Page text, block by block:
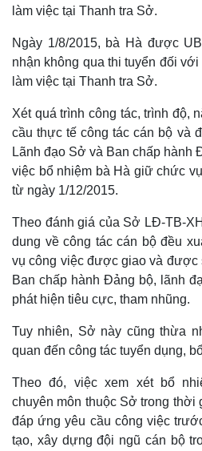
làm việc tại Thanh tra Sở.
Ngày 1/8/2015, bà Hà được
nhận không qua thi tuyển đối
làm việc tại Thanh tra Sở.
Xét quá trình công tác, trình độ,
cầu thực tế công tác cán bộ và
Lãnh đạo Sở và Ban chấp hành
việc bổ nhiệm bà Hà giữ chức
từ ngày 1/12/2015.
Theo đánh giá của Sở LĐ-TB-
dung về công tác cán bộ đều
vụ công việc được giao và được
Ban chấp hành Đảng bộ, lãnh
phát hiện tiêu cực, tham nhũng.
Tuy nhiên, Sở này cũng thừa
quan đến công tác tuyển dụng,
Theo đó, việc xem xét bổ
chuyên môn thuộc Sở trong thời
đáp ứng yêu cầu công việc
tạo, xây dựng đội ngũ cán bộ